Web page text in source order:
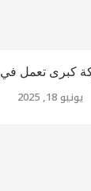
تعمل في 27 دولة حول...
يونيو 18, 2025